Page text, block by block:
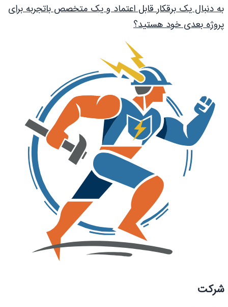
به دنبال یک برقکار قابل اعتماد و یک متخصص باتجربه برای
پروژه بعدی خود هستید؟
شرکت